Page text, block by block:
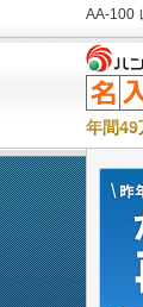
AA-100
年間49